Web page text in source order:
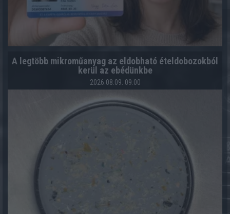
A legtöbb mikroműanyag az eldobható ételdobozokból
kerül az ebédünkbe
2026.08.09. 09:00